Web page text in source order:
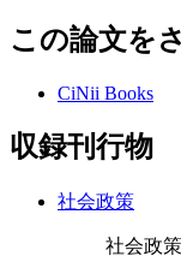
この論文を
CiNii Books
収録刊行物
社会政策
社会政